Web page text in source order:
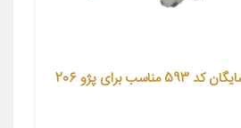
تسمه سفت کن تایم شایگان کد 593 مناسب برای پژو 206